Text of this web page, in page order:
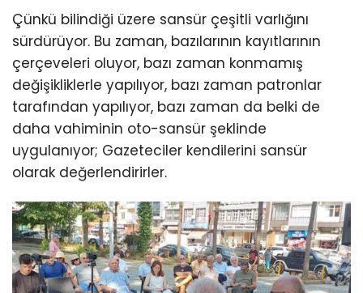
Çünkü bilindiği üzere sansür çeşitli varlığını
sürdürüyor. Bu zaman, bazılarının kayıtlarının
çerçeveleri oluyor, bazı zaman konmamış
değişikliklerle yapılıyor, bazı zaman patronlar
tarafından yapılıyor, bazı zaman da belki de
daha vahiminin oto-sansür şeklinde
uygulanıyor; Gazeteciler kendilerini sansür
olarak değerlendirirler.